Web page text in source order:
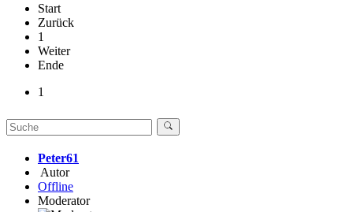
Start
Zurück
1
Weiter
Ende
1
Peter61
Autor
Offline
Moderator